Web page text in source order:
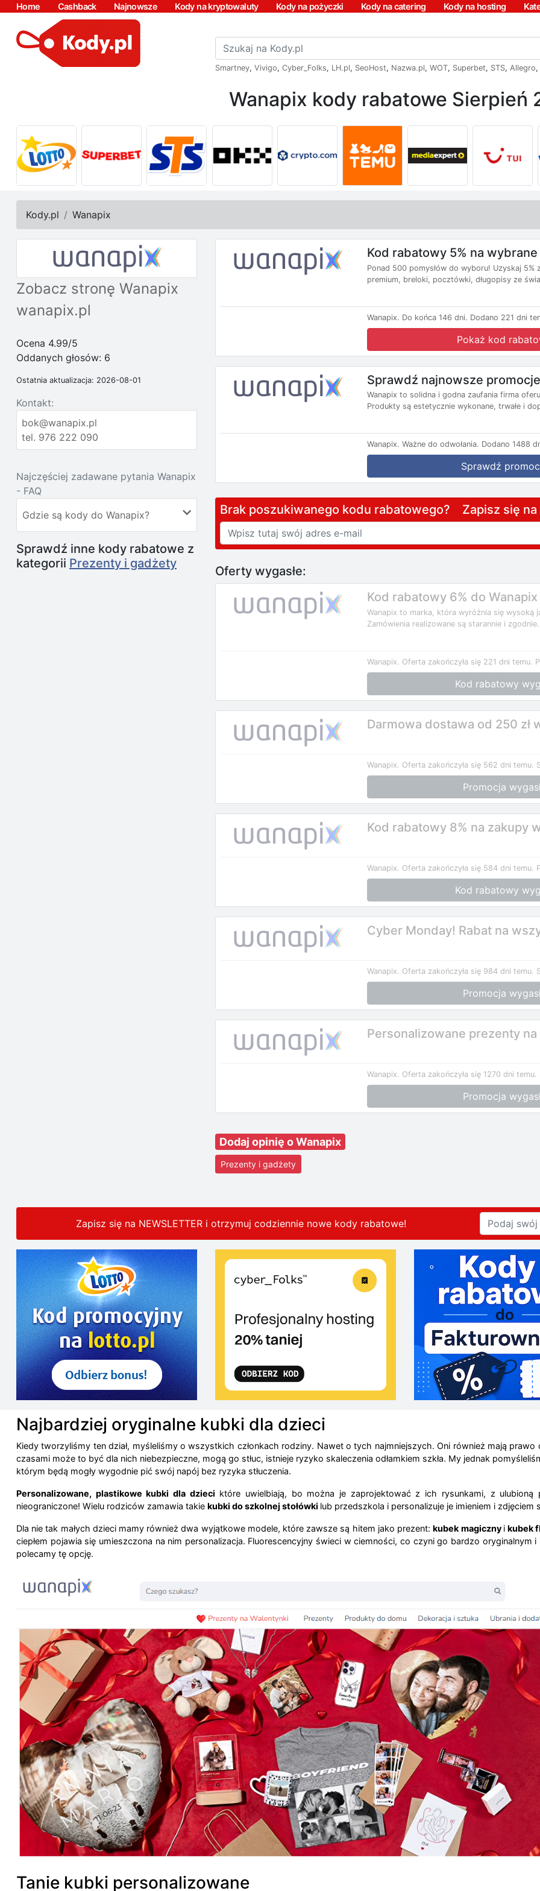
Home Cashback Najnowsze Kody na kryptowaluty Kody na pożyczki Kody na catering Kody na hosting
Smartney, Vivigo, Cyber_Folks, LH.pl, SeoHost, Nazwa.pl, WOT, Superbet, STS, Allegro,
Wanapix kody rabatowe Sierpień
Kody.pl Wanapix
Zobacz stronę Wanapix
wanapix.pl
Ocena 4.99/5
Oddanych głosów: 6
Ostatnia aktualizacja: 2026-08-01
Kontakt:
bok@wanapix.pl
tel. 976 222 090
Najczęściej zadawane pytania Wanapix
- FAQ
Gdzie są kody do Wanapix?
Sprawdź inne kody rabatowe z
kategorii Prezenty i gadżety
Kod rabatowy 5% na
Ponad 500 pomysłów do wyboru! Uzyskaj
premium, breloki, pocztówki, długopisy ze
Wanapix. Do końca 146 dni. Dodano 221 dni
Pokaż kod
Sprawdź najnowsze
Wanapix to solidna i godna zaufania firma
Produkty są estetycznie wykonane, trwałe i
Wanapix. Ważne do odwołania. Dodano 1488
Sprawdź
Brak poszukiwanego kodu rabatowego? Zapisz się na
Oferty wygasłe:
Kod rabatowy 6% do Wanapix
Wanapix to marka, która wyróżnia się wysoką
Zamówienia realizowane są starannie i
Wanapix. Oferta zakończyła się 221 dni temu.
Kod rabatowy
Darmowa dostawa od 250 zł
Wanapix. Oferta zakończyła się 562 dni temu.
Promocja
Kod rabatowy 8% na zakupy
Wanapix. Oferta zakończyła się 584 dni temu.
Kod rabatowy
Cyber Monday! Rabat na
Wanapix. Oferta zakończyła się 984 dni temu.
Promocja
Personalizowane prezenty
Wanapix. Oferta zakończyła się 1270 dni temu.
Promocja
Dodaj opinię o Wanapix
Prezenty i gadżety
Zapisz się na NEWSLETTER i otrzymuj codziennie nowe kody rabatowe!
Najbardziej oryginalne kubki dla dzieci
Kiedy tworzyliśmy ten dział, myśleliśmy o wszystkich członkach rodziny. Nawet o tych najmniejszych. Oni również mają
czasami może to być dla nich niebezpieczne, mogą go stłuc, istnieje ryzyko skaleczenia odłamkiem szkła. My jednak
którym będą mogły wygodnie pić swój napój bez ryzyka stłuczenia.
Personalizowane, plastikowe kubki dla dzieci które uwielbiają, bo można je zaprojektować z ich rysunkami, z
nieograniczone! Wielu rodziców zamawia takie kubki do szkolnej stołówki lub przedszkola i personalizuje je imieniem i zdjęciem
Dla nie tak małych dzieci mamy również dwa wyjątkowe modele, które zawsze są hitem jako prezent:kubek magiczny i kubek
ciepłem pojawia się umieszczona na nim personalizacja. Fluorescencyjny świeci w ciemności, co czyni go bardzo
polecamy tę opcję.
Tanie kubki personalizowane